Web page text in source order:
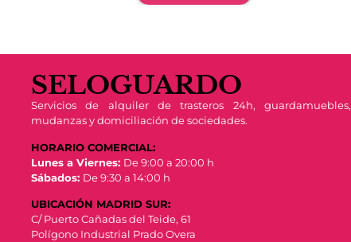
SELOGUARDO
Servicios de alquiler de trasteros 24h, guardamuebles,
mudanzas y domiciliación de sociedades.
HORARIO COMERCIAL:
Lunes a Viernes: De 9:00 a 20:00 h
Sábados: De 9:30 a 14:00 h
UBICACIÓN MADRID SUR:
C/ Puerto Cañadas del Teide, 61
Polígono Industrial Prado Overa